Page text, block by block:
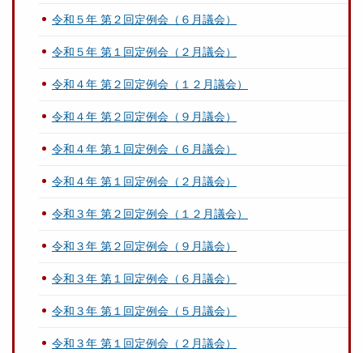
令和５年 第２回定例会（６月議会）
令和５年 第１回定例会（２月議会）
令和４年 第２回定例会（１２月議会）
令和４年 第２回定例会（９月議会）
令和４年 第１回定例会（６月議会）
令和４年 第１回定例会（２月議会）
令和３年 第２回定例会（１２月議会）
令和３年 第２回定例会（９月議会）
令和３年 第１回定例会（６月議会）
令和３年 第１回定例会（５月議会）
令和３年 第１回定例会（２月議会）